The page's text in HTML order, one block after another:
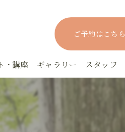
ご予約はこちら
スター講座－応用編
中講座ー基礎編
・講座
ドラー
ァスティング講座
ギャラリー スタッフ